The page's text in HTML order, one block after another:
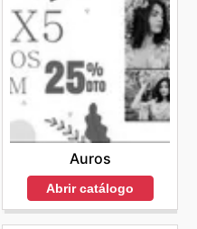
Auros
Abrir catálogo